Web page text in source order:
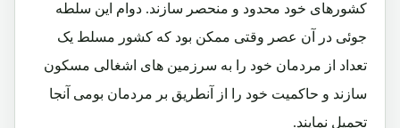
کشورهای خود محدود و منحصر سازند. دوام این سلطه
جوئی در آن عصر وقتی ممکن بود که کشور مسلط یک
تعداد از مردمان خود را به سرزمین های اشغالی مسکون
سازند و حاکمیت خود را از آنطریق بر مردمان بومی آنجا
تحمیل نمایند.